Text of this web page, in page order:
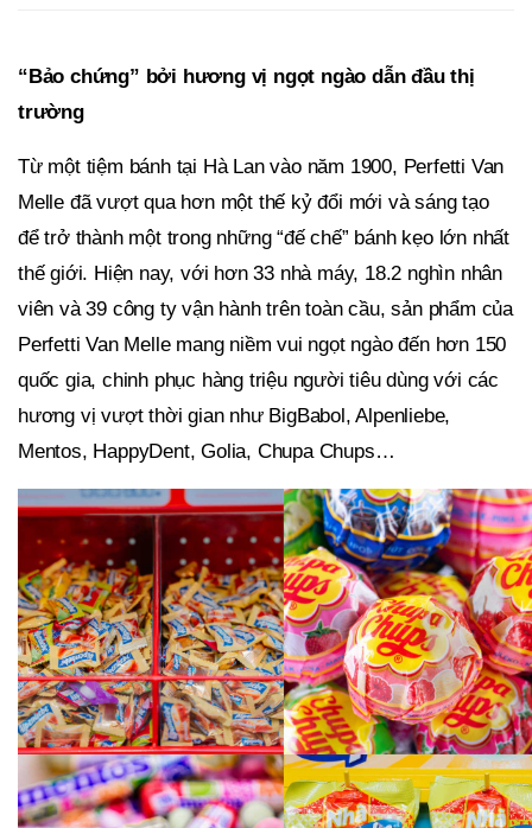
“Bảo chứng” bởi hương vị ngọt ngào dẫn đầu thị
trường
Từ một tiệm bánh tại Hà Lan vào năm 1900, Perfetti Van
Melle đã vượt qua hơn một thế kỷ đổi mới và sáng tạo
để trở thành một trong những “đế chế” bánh kẹo lớn nhất
thế giới. Hiện nay, với hơn 33 nhà máy, 18.2 nghìn nhân
viên và 39 công ty vận hành trên toàn cầu, sản phẩm của
Perfetti Van Melle mang niềm vui ngọt ngào đến hơn 150
quốc gia, chinh phục hàng triệu người tiêu dùng với các
hương vị vượt thời gian như BigBabol, Alpenliebe,
Mentos, HappyDent, Golia, Chupa Chups…